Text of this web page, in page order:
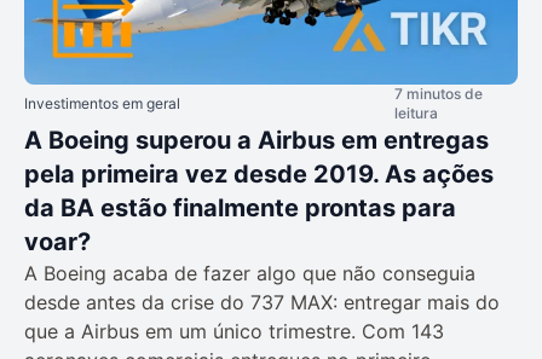
Investimentos em geral
7 minutos de
leitura
A Boeing superou a Airbus em entregas
pela primeira vez desde 2019. As ações
da BA estão finalmente prontas para
voar?
A Boeing acaba de fazer algo que não conseguia
desde antes da crise do 737 MAX: entregar mais do
que a Airbus em um único trimestre. Com 143